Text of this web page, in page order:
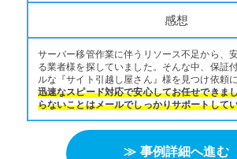
感想
サーバー移管作業に伴うリソース不足から、
る業者様を探していました。そんな中、保証
ルな『サイト引越し屋さん』様を見つけ依頼
迅速なスピード対応で安心してお任せできま
らないことはメールでしっかりサポートして
≫ 事例詳細へ進む